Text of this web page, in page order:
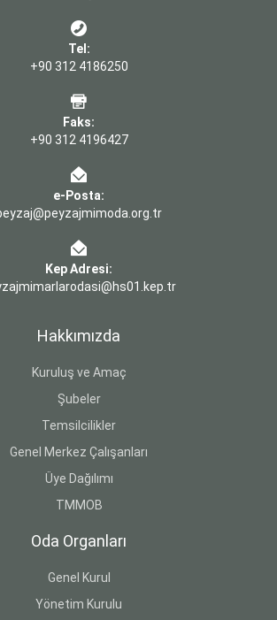
Tel:
+90 312 4186250
Faks:
+90 312 4196427
e-Posta:
Kep Adresi:
Hakkımızda
Kuruluş ve Amaç
Şubeler
Temsilcilikler
Genel Merkez Çalışanları
Üye Dağılımı
TMMOB
Oda Organları
Genel Kurul
Yönetim Kurulu